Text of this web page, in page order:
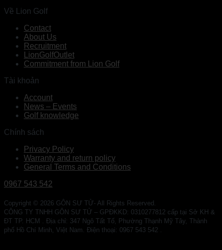
Về Lion Golf
Contact
About Us
Recruitment
LionGolfOutlet
Commitment from Lion Golf
Tài khoản
Account
News – Events
Golf knowledge
Chính sách
Privacy Policy
Warranty and return policy
General Terms and Conditions
0967 543 542
Copyright © 2026 GÔN SƯ TỬ- All Rights Reserved.
CÔNG TY TNHH GÔN SƯ TỬ – GPĐKKD: 0310277812 cấp tại Sở KH &
ĐT TP. HCM . Địa chỉ: 347 Ngô Tất Tố, Phường Thạnh Mỹ Tây, Thành
phố Hồ Chí Minh, Việt Nam. Điện thoại: 0967 543 542 .